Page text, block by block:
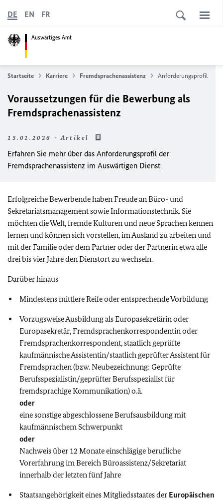
Auswärtiges Amt
DE EN FR
Startseite Karriere Fremdsprachenassistenz Anforderungsprofil
Voraussetzungen für die Bewerbung als
Fremdsprachenassistenz
13.01.2026 - Artikel
Erfahren Sie mehr über das Anforderungsprofil der
Fremdsprachenassistenz im Auswärtigen Dienst
Erfolgreiche Bewerbende haben Freude an Büro- und
Sekretariatsmanagement sowie Informationstechnik. Sie
möchten die Welt, fremde Kulturen und neue Sprachen kennen
lernen und können sich vorstellen, im Ausland zu arbeiten und
mit der Familie oder dem Partner oder der Partnerin etwa alle
drei bis vier Jahre den Dienstort zu wechseln.
Darüber hinaus
Mindestens mittlere Reife oder entsprechende Vorbildung
Vorzugsweise Ausbildung als Europasekretärin oder
Europasekretär, Fremdsprachenkorrespondentin oder
Fremdsprachenkorrespondent, staatlich geprüfte
kaufmännische Assistentin/staatlich geprüfter Assistent für
Fremdsprachen (bzw. Neubezeichnung: Geprüfte
Berufsspezialistin/geprüfter Berufsspezialist für
fremdsprachige Kommunikation) o.ä.
oder
eine sonstige abgeschlossene Berufsausbildung mit
kaufmännischem Schwerpunkt
oder
Nachweis über 12 Monate einschlägige berufliche
Vorerfahrung im Bereich Büroassistenz/Sekretariat
innerhalb der letzten fünf Jahre
Staatsangehörigkeit eines Mitgliedsstaates der Europäischen